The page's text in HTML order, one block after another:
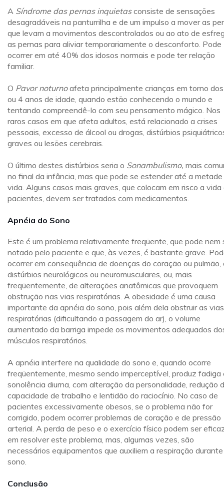
A Síndrome das pernas inquietasconsiste de sensações
desagradáveis na panturrilha e de um impulso a mover as
que levam a movimentos descontrolados ou ao ato de
as pernas para aliviar temporariamente o desconforto. Pode
ocorrer em até 40% dos idosos normais e pode ter relação
familiar.
O Pavor noturnoafeta principalmente crianças em torno
ou 4 anos de idade, quando estão conhecendo o mundo e
tentando compreendê-lo com seu pensamento mágico. Nos
raros casos em que afeta adultos, está relacionado a crises
pessoais, excesso de álcool ou drogas, distúrbios
graves ou lesões cerebrais.
O último destes distúrbios seria o Sonambulismo, mais
no final da infância, mas que pode se estender até a
vida. Alguns casos mais graves, que colocam em risco a vida
pacientes, devem ser tratados com medicamentos.
Apnéia do Sono
Este é um problema relativamente freqüente, que pode nem
notado pelo paciente e que, às vezes, é bastante grave.
ocorrer em conseqüência de doenças do coração ou pulmão,
distúrbios neurológicos ou neuromusculares, ou, mais
freqüentemente, de alterações anatômicas que provoquem
obstrução nas vias respiratórias. A obesidade é uma causa
importante da apnéia do sono, pois além dela obstruir as vias
respiratórias (dificultando a passagem do ar), o volume
aumentado da barriga impede os movimentos adequados
músculos respiratórios.
A apnéia interfere na qualidade do sono e, quando ocorre
freqüentemente, mesmo sendo imperceptível, produz fadiga
sonolência diurna, com alteração da personalidade, redução
capacidade de trabalho e lentidão do raciocínio. No caso de
pacientes excessivamente obesos, se o problema não for
corrigido, podem ocorrer problemas de coração e de pressão
arterial. A perda de peso e o exercício físico podem ser
em resolver este problema, mas, algumas vezes, são
necessários equipamentos que auxiliem a respiração
sono.
Conclusão